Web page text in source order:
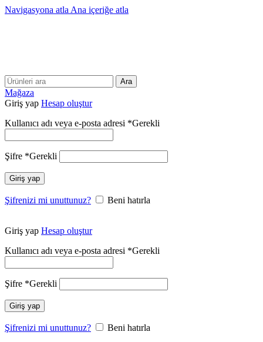
Navigasyona atla Ana içeriğe atla
Ara
Mağaza
Giriş yap Hesap oluştur
Kullanıcı adı veya e-posta adresi *Gerekli
Şifre *Gerekli
Giriş yap
Şifrenizi mi unuttunuz? Beni hatırla
Giriş yap Hesap oluştur
Kullanıcı adı veya e-posta adresi *Gerekli
Şifre *Gerekli
Giriş yap
Şifrenizi mi unuttunuz?
Beni hatırla